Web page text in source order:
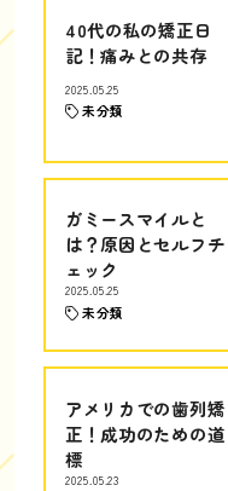
40代の私の矯正日
記！痛みとの共存
2025.05.25
未分類
ガミースマイルと
は？原因とセルフチ
ェック
2025.05.25
未分類
アメリカでの歯列矯
正！成功のための道
標
2025.05.23